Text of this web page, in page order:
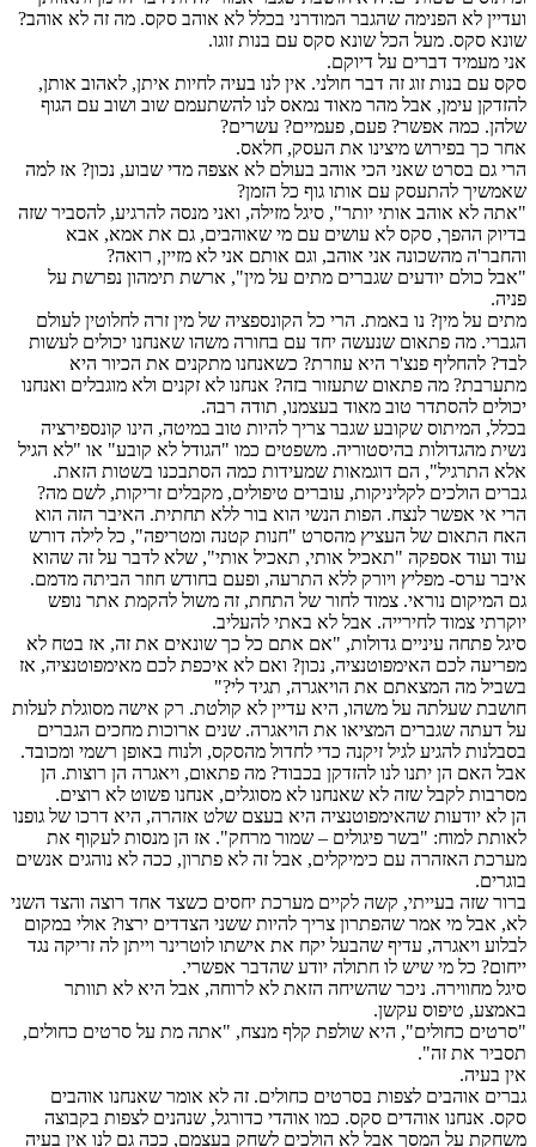
ועדיין לא הפנימה שהגבר המודרני בכלל לא אוהב סקס. מה זה לא אוהב?
שונא סקס. מעל הכל שונא סקס עם בנות זוגו.
אני מעמיד דברים על דיוקם.
סקס עם בנות זוג זה דבר חולני. אין לנו בעיה לחיות איתן, לאהוב אותן,
להזדקן עימן, אבל מהר מאוד נמאס לנו להשתעמם שוב ושוב עם הגוף
שלהן. כמה אפשר? פעם, פעמיים? עשרים?
אחר כך בפירוש מיצינו את העסק, חלאס.
הרי גם בסרט שאני הכי אוהב בעולם לא אצפה מדי שבוע, נכון? אז למה
שאמשיך להתעסק עם אותו גוף כל הזמן?
"אתה לא אוהב אותי יותר", סיגל מזילה, ואני מנסה להרגיע, להסביר שזה
בדיוק ההפך, סקס לא עושים עם מי שאוהבים, גם את אמא, אבא
והחבר'ה מהשכונה אני אוהב, וגם אותם אני לא מזיין, רואה?
"אבל כולם יודעים שגברים מתים על מין", ארשת תימהון נפרשת על
פניה.
מתים על מין? נו באמת. הרי כל הקונספציה של מין זרה לחלוטין לעולם
הגברי. מה פתאום שנעשה יחד עם בחורה משהו שאנחנו יכולים לעשות
לבד? להחליף פנצ'ר היא עוזרת? כשאנחנו מתקנים את הכיור היא
מתערבת? מה פתאום שתעזור בזה? אנחנו לא זקנים ולא מוגבלים ואנחנו
יכולים להסתדר טוב מאוד בעצמנו, תודה רבה.
בכלל, המיתוס שקובע שגבר צריך להיות טוב במיטה, הינו קונספירציה
נשית מהגדולות בהיסטוריה. משפטים כמו "הגודל לא קובע" או "לא הגיל
אלא התרגיל", הם דוגמאות שמעידות כמה הסתבכנו בשטות הזאת.
גברים הולכים לקליניקות, עוברים טיפולים, מקבלים זריקות, לשם מה?
הרי אי אפשר לנצח. הפות הנשי הוא בור ללא תחתית. האיבר הזה הוא
האח התאום של העציץ מהסרט "חנות קטנה ומטריפה", כל לילה דורש
עוד ועוד אספקה "תאכיל אותי, תאכיל אותי", שלא לדבר על זה שהוא
איבר ערס- מפליץ ויורק ללא התרעה, ופעם בחודש חוזר הביתה מדמם.
גם המיקום נוראי. צמוד לחור של התחת, זה משול להקמת אתר נופש
יוקרתי צמוד לחירייה. אבל לא באתי להעליב.
סיגל פתחה עיניים גדולות, "אם אתם כל כך שונאים את זה, אז בטח לא
מפריעה לכם האימפוטנציה, נכון? ואם לא איכפת לכם מאימפוטנציה, אז
בשביל מה המצאתם את הויאגרה, תגיד לי?"
חושבת שעלתה על משהו, היא עדיין לא קולטת. רק אישה מסוגלת לעלות
על דעתה שגברים המציאו את הויאגרה. שנים ארוכות מחכים הגברים
בסבלנות להגיע לגיל זיקנה כדי לחדול מהסקס, ולנוח באופן רשמי ומכובד.
אבל האם הן יתנו לנו להזדקן בכבוד? מה פתאום, ויאגרה הן רוצות. הן
מסרבות לקבל שזה לא שאנחנו לא מסוגלים, אנחנו פשוט לא רוצים.
הן לא יודעות שהאימפוטנציה היא בעצם שלט אזהרה, היא דרכו של גופנו
לאותת למוח: "בשר פיגולים – שמור מרחק". אז הן מנסות לעקוף את
מערכת האזהרה עם כימיקלים, אבל זה לא פתרון, ככה לא נוהגים אנשים
בוגרים.
ברור שזה בעייתי, קשה לקיים מערכת יחסים כשצד אחד רוצה והצד השני
לא, אבל מי אמר שהפתרון צריך להיות ששני הצדדים ירצו? אולי במקום
לבלוע ויאגרה, עדיף שהבעל יקח את אישתו לוטרינר וייתן לה זריקה נגד
ייחום? כל מי שיש לו חתולה יודע שהדבר אפשרי.
סיגל מחווירה. ניכר שהשיחה הזאת לא לרוחה, אבל היא לא תוותר
באמצע, טיפוס עקשן.
"סרטים כחולים", היא שולפת קלף מנצח, "אתה מת על סרטים כחולים,
תסביר את זה".
אין בעיה.
גברים אוהבים לצפות בסרטים כחולים. זה לא אומר שאנחנו אוהבים
סקס. אנחנו אוהדים סקס. כמו אוהדי כדורגל, שנהנים לצפות בקבוצה
משחקת על המסך אבל לא הולכים לשחק בעצמם, ככה גם לנו אין בעיה